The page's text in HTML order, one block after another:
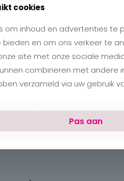
cookies
om inhoud en advertenties te
en om ons verkeer te
site met onze sociale
combineren met andere
verzameld via uw gebruik
Pas aan